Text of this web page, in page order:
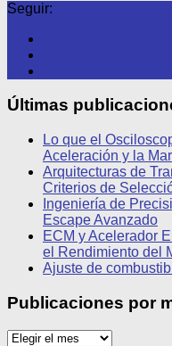
Seguir:
Últimas
Lo que el
Aceleración y la
Arquitecturas de
Criterios de
Ingeniería de
Escape Avanzado
ECM y Acelerador
el Rendimiento del
Ajuste de
Publicaciones por
Publicaciones